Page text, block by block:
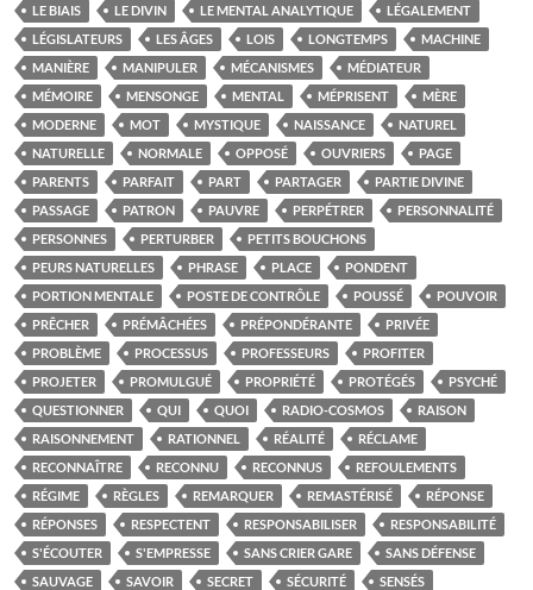
LE BIAIS
LE DIVIN LE MENTAL ANALYTIQUE
LÉGALEMENT
LÉGISLATEURS
LES ÂGES LOIS LONGTEMPS
MACHINE
MANIÈRE
MANIPULER MÉCANISMES
MÉDIATEUR
MÉMOIRE
MENSONGE MENTAL MÉPRISENT
MÈRE
MODERNE
MOT MYSTIQUE NAISSANCE
NATUREL
NATURELLE
NORMALE OPPOSÉ OUVRIERS
PAGE
PARENTS
PARFAIT PART PARTAGER
PARTIE DIVINE
PASSAGE
PATRON PAUVRE PERPÉTRER
PERSONNALITÉ
PERSONNES
PERTURBER
PETITS BOUCHONS
PEURS NATURELLES
PHRASE PLACE
PONDENT
PORTION MENTALE
POSTE DE CONTRÔLE POUSSÉ
POUVOIR
PRÊCHER
PRÉMÂCHÉES PRÉPONDÉRANTE
PRIVÉE
PROBLÈME
PROCESSUS PROFESSEURS
PROFITER
PROJETER
PROMULGUÉ PROPRIÉTÉ PROTÉGÉS
PSYCHÉ
QUESTIONNER
QUI QUOI RADIO-COSMOS
RAISON
RAISONNEMENT
RATIONNEL RÉALITÉ
RÉCLAME
RECONNAÎTRE
RECONNU RECONNUS
REFOULEMENTS
RÉGIME
RÈGLES REMARQUER REMASTÉRISÉ
RÉPONSE
RÉPONSES
RESPECTENT RESPONSABILISER
RESPONSABILITÉ
S'ÉCOUTER
S'EMPRESSE SANS CRIER GARE
SANS DÉFENSE
SAUVAGE
SAVOIR SECRET SÉCURITÉ
SENSÉS